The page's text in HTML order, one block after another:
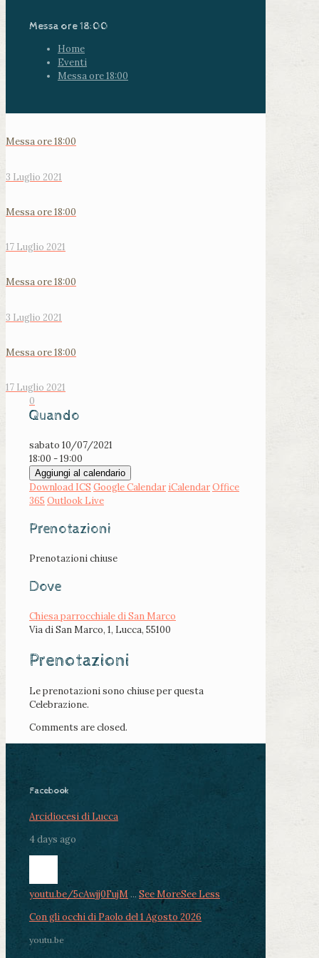
Messa ore 18:00
Home
Eventi
Messa ore 18:00
Messa ore 18:00
3 Luglio 2021
Messa ore 18:00
17 Luglio 2021
Messa ore 18:00
3 Luglio 2021
Messa ore 18:00
17 Luglio 2021
0
Quando
sabato 10/07/2021
18:00 - 19:00
Aggiungi al calendario
Download ICS Google Calendar iCalendarOffice
365 Outlook Live
Prenotazioni
Prenotazioni chiuse
Dove
Chiesa parrocchiale di San Marco
Via di San Marco, 1, Lucca, 55100
Prenotazioni
Le prenotazioni sono chiuse per questa
Celebrazione.
Comments are closed.
Facebook
Arcidiocesi di Lucca
4 days ago
youtu.be/5cAwjj0FujM ... See MoreSee Less
Con gli occhi di Paolo del 1 Agosto 2026
youtu.be